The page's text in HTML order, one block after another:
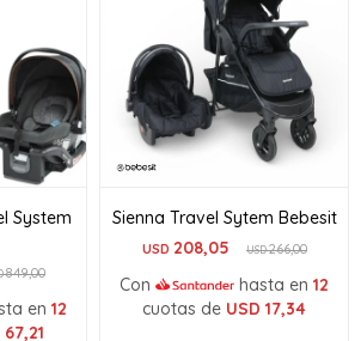
System
849,00
en 12
67,21
Sienna Travel Sytem Bebesit
USD 208,05 USD266,00
Con hasta en 12
cuotas de USD 17,34